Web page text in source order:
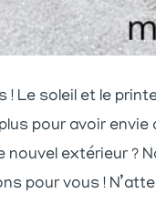
! Le soleil et le
pour avoir
nouvel extérieur ?
pour vous !